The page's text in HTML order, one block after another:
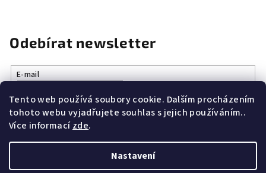
Tento web používá soubory cookie. Dalším procházením
tohoto webu vyjadřujete souhlas s jejich používáním..
Více informacízde.
Nastavení
Odebírat newsletter
E-mail
Vložením e-mailu souhlasíte spodmínkami ochrany osobních
údajů